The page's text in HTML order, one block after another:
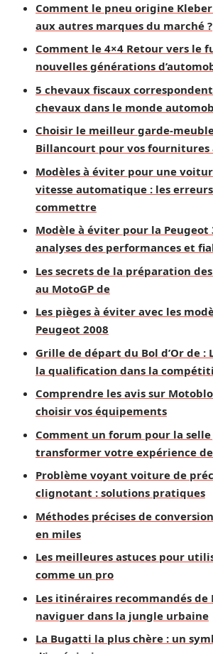
Comment le pneu origine
aux autres marques du marché ?
Comment le 4×4 Retour vers le
nouvelles générations
5 chevaux fiscaux
chevaux dans le monde
Choisir le meilleur garde-
Billancourt pour vos fournitures
Modèles à éviter pour une
vitesse automatique : les
commettre
Modèle à éviter pour la Peugeot
analyses des performances et
Les secrets de la préparation
au MotoGP de
Les pièges à éviter avec les
Peugeot 2008
Grille de départ du Bol d’Or de :
la qualification dans la
Comprendre les avis sur
choisir vos équipements
Comment un forum pour la
transformer votre expérience
Problème voyant voiture de
clignotant : solutions pratiques
Méthodes précises de
en miles
Les meilleures astuces pour
comme un pro
Les itinéraires recommandés de
naviguer dans la jungle urbaine
La Bugatti la plus chère : un